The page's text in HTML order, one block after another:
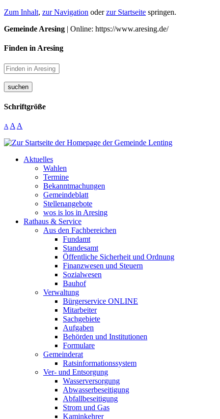
Zum Inhalt, zur Navigation oderzur Startseite springen.
Gemeinde Aresing | Online: https://www.aresing.de/
Finden in Aresing
suchen
Schriftgröße
A A A
Aktuelles
Wahlen
Termine
Bekanntmachungen
Gemeindeblatt
Stellenangebote
wos is los in Aresing
Rathaus & Service
Aus den Fachbereichen
Fundamt
Standesamt
Öffentliche Sicherheit und Ordnung
Finanzwesen und Steuern
Sozialwesen
Bauhof
Verwaltung
Bürgerservice ONLINE
Mitarbeiter
Sachgebiete
Aufgaben
Behörden und Institutionen
Formulare
Gemeinderat
Ratsinformationssystem
Ver- und Entsorgung
Wasserversorgung
Abwasserbeseitigung
Abfallbeseitigung
Strom und Gas
Kaminkehrer